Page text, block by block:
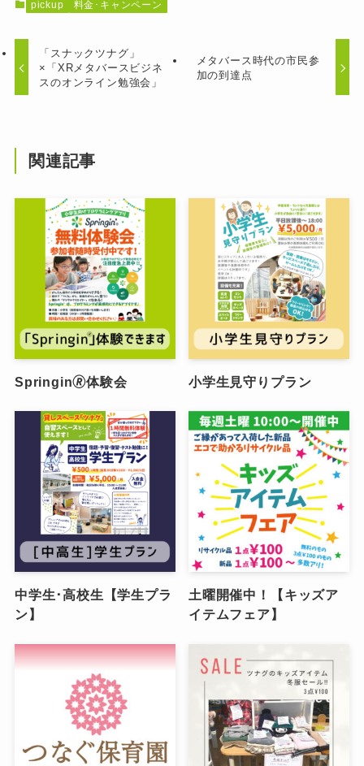
pickup 料金･キャンペーン
「スナックツナグ」
×「XRメタバースビジネ
スのオンライン勉強会」
メタバース時代の市民参
加の到達点
関連記事
Springin🄬体験会 小学生見守りプラン
中学生･高校生【学生プラ
ン】
土曜開催中！【キッズア
イテムフェア】